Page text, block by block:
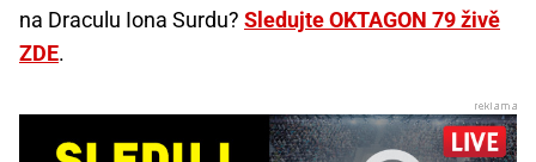
na Draculu Iona Surdu? Sledujte OKTAGON 79 živě
ZDE.